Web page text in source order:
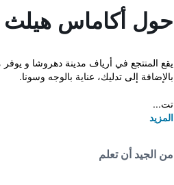
حول أكاماس هيلث
يقع المنتجع في أرياف مدينة دهروشا و
بالإضافة إلى تدليك، عناية بالوجه وسونا.
تت...
المزيد
من الجيد أن تعلم